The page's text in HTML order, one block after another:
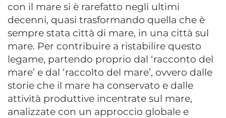
con il mare si è rarefatto negli ultimi
decenni, quasi trasformando quella che è
sempre stata città di mare, in una città sul
mare. Per contribuire a ristabilire questo
legame, partendo proprio dal ‘racconto del
mare’ e dal ‘raccolto del mare’, ovvero dalle
storie che il mare ha conservato e dalle
attività produttive incentrate sul mare,
analizzate con un approccio globale e